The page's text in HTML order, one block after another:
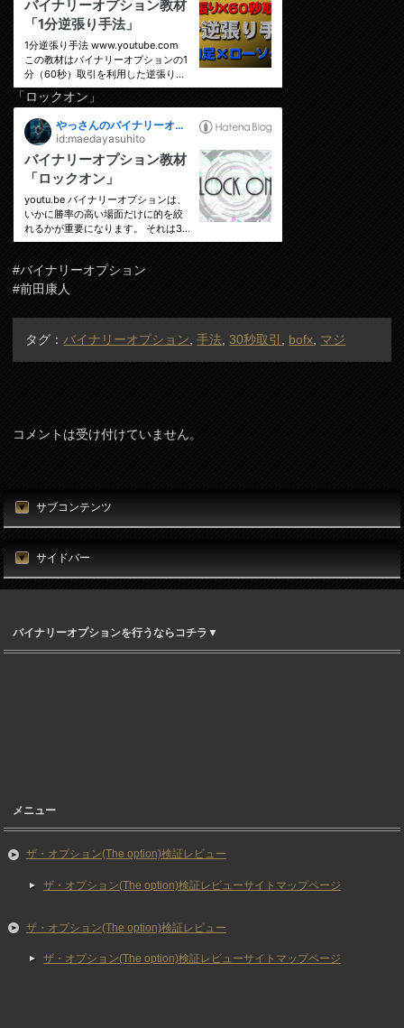
「ロックオン」
#バイナリーオプション
#前田康人
タグ： バイナリーオプション ,手法 ,30秒取引 bofx マジ
コメントは受け付けていません。
サブコンテンツ
サイドバー
バイナリーオプションを行うならコチラ▼
メニュー
ザ・オプション(The option)検証レビュー
ザ・オプション(The option)検証レビューサイトマップページ
ザ・オプション(The option)検証レビュー
ザ・オプション(The option)検証レビューサイトマップページ